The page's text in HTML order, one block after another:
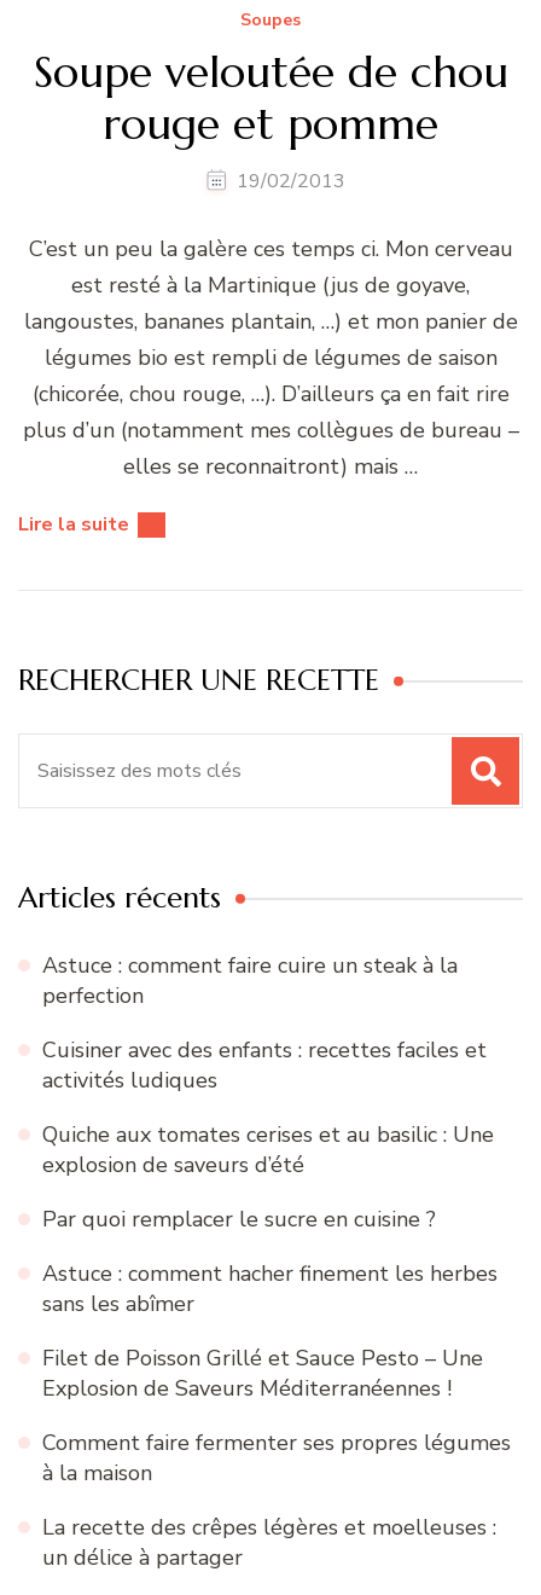
Soupes
Soupe veloutée de chou
rouge et pomme
19/02/2013
C’est un peu la galère ces temps ci. Mon cerveau
est resté à la Martinique (jus de goyave,
langoustes, bananes plantain, …) et mon panier de
légumes bio est rempli de légumes de saison
(chicorée, chou rouge, …). D’ailleurs ça en fait rire
plus d’un (notamment mes collègues de bureau –
elles se reconnaitront) mais …
Lire la suite
RECHERCHER UNE RECETTE
Articles récents
Astuce : comment faire cuire un steak à la
perfection
Cuisiner avec des enfants : recettes faciles et
activités ludiques
Quiche aux tomates cerises et au basilic : Une
explosion de saveurs d’été
Par quoi remplacer le sucre en cuisine ?
Astuce : comment hacher finement les herbes
sans les abîmer
Filet de Poisson Grillé et Sauce Pesto – Une
Explosion de Saveurs Méditerranéennes !
Comment faire fermenter ses propres légumes
à la maison
La recette des crêpes légères et moelleuses :
un délice à partager